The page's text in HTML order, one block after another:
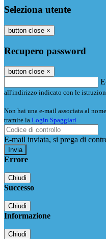
Seleziona utente
button close ×
Recupero password
button close ×
all'indirizzo indicato con le
Non hai una e-mail associata al
tramite la Login Spaggiari
E-mail inviata, si prega di
Errore
Chiudi
Successo
Chiudi
Informazione
Chiudi